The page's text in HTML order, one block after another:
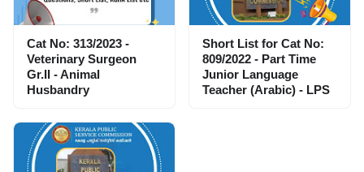
Cat No: 313/2023 -
Veterinary Surgeon
Gr.II - Animal
Husbandry
Short List for Cat No:
809/2022 - Part Time
Junior Language
Teacher (Arabic) - LPS